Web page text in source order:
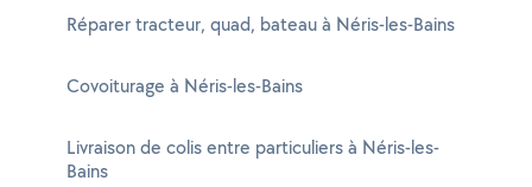
Réparer tracteur, quad, bateau à Néris-les-Bains
Covoiturage à Néris-les-Bains
Livraison de colis entre particuliers à Néris-les-
Bains